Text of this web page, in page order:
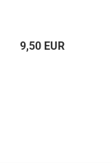
9,50 EUR